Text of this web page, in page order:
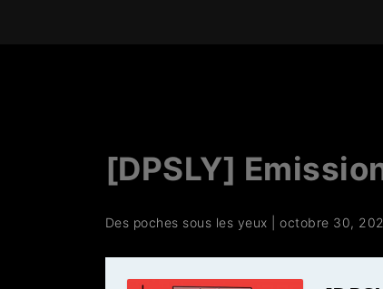
[DPSLY]
Des poches sous les yeux |octobre 30,